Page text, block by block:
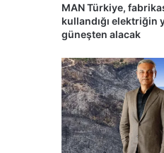
MAN Türkiye,
kullandığı elektriğin
güneşten alacak